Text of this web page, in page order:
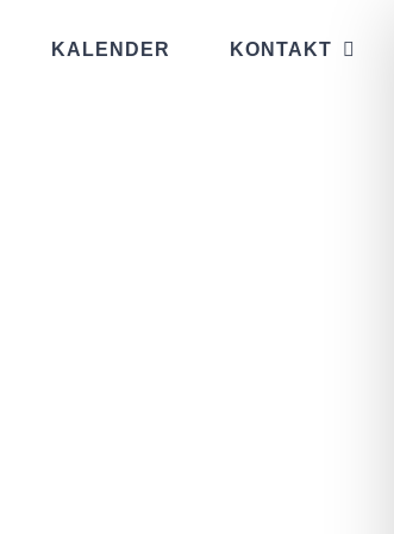
KALENDER KONTAKT